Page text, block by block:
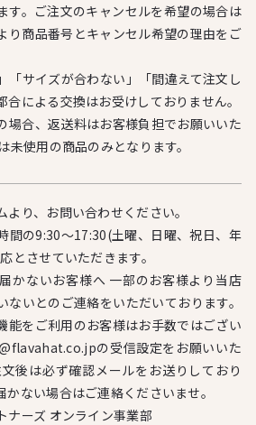
す。ご注文のキャンセルを希望の場合は
り商品番号とキャンセル希望の理由をご
「サイズが合わない」「間違えて注文し
による交換はお受けしておりません。
場合、返送料はお客様負担でお願いいた
未使用の商品のみとなります。
より、お問い合わせください。
間の9:30～17:30(土曜、日曜、祝日、年
とさせていただきます。
かないお客様へ 一部のお客様より当店
いとのご連絡をいただいております。
能をご利用のお客様はお手数ではござい
の受信設定をお願いいた
後は必ず確認メールをお送りしており
ない場合はご連絡くださいませ。
ーズ オンライン事業部